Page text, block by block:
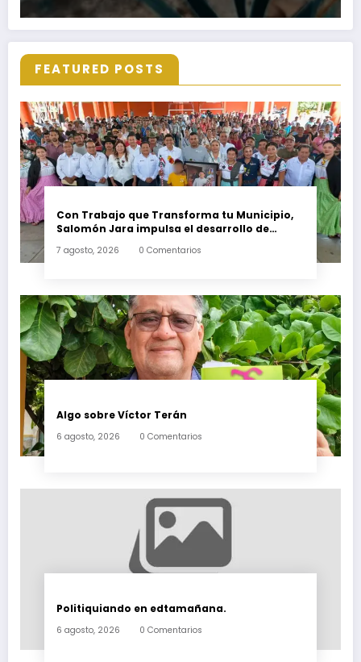
FEATURED POSTS
Con Trabajo que Transforma tu Municipio,
Salomón Jara impulsa el desarrollo de
7 agosto, 2026 0 Comentarios
Algo sobre Víctor Terán
6 agosto, 2026 0 Comentarios
Politiquiando en edtamañana.
6 agosto, 2026 0 Comentarios